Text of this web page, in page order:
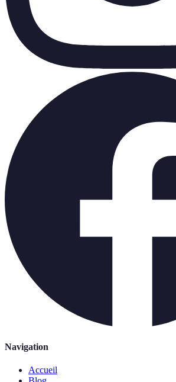
Navigation
Accueil